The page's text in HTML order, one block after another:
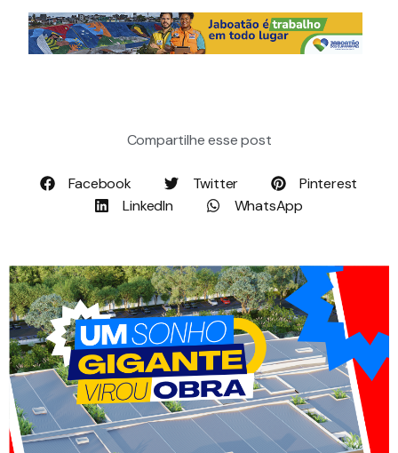
Compartilhe esse post
Facebook Twitter
Pinterest
LinkedIn
WhatsApp